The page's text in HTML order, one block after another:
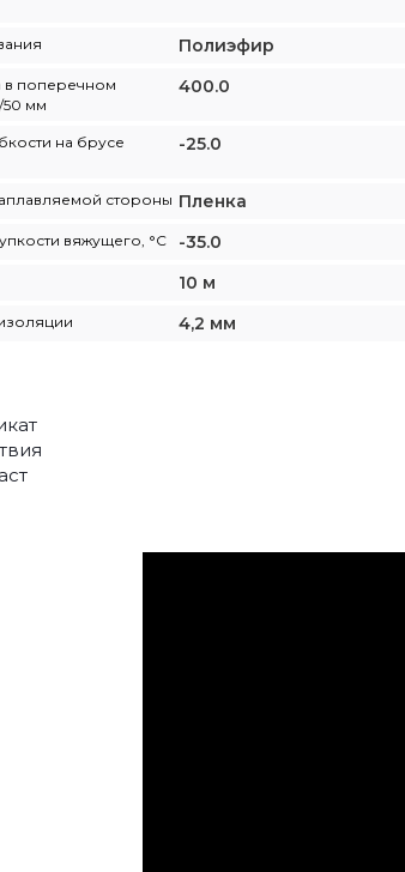
Полиэфир
в поперечном
50 мм
400.0
на брусе
-25.0
стороны Пленка
вяжущего, °С -35.0
10 м
4,2 мм